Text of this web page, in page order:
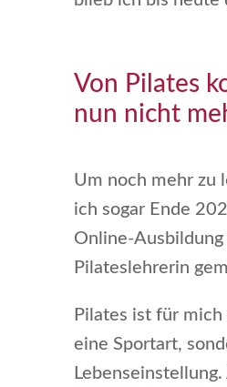
Von Pilates
nun nicht
Um noch mehr zu
ich sogar Ende
Online-Ausbildung
Pilateslehrerin
Pilates ist für
eine Sportart,
Lebenseinstellung.